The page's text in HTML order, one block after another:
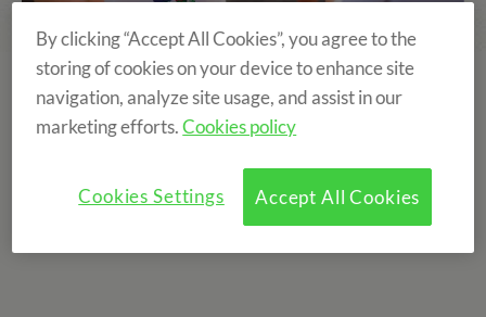
By clicking “Accept All Cookies”, you agree to the
storing of cookies on your device to enhance site
navigation, analyze site usage, and assist in our
marketing efforts.Cookies policy
Accept All Cookies
Cookies Settings